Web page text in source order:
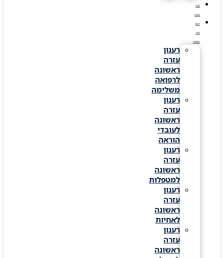
רענון
עזרה
ראשונה
לרפואה
משלימה
רענון
עזרה
ראשונה
לעובדי
הוראה
רענון
עזרה
ראשונה
למטפלות
רענון
עזרה
ראשונה
לאחיות
רענון
עזרה
ראשונה